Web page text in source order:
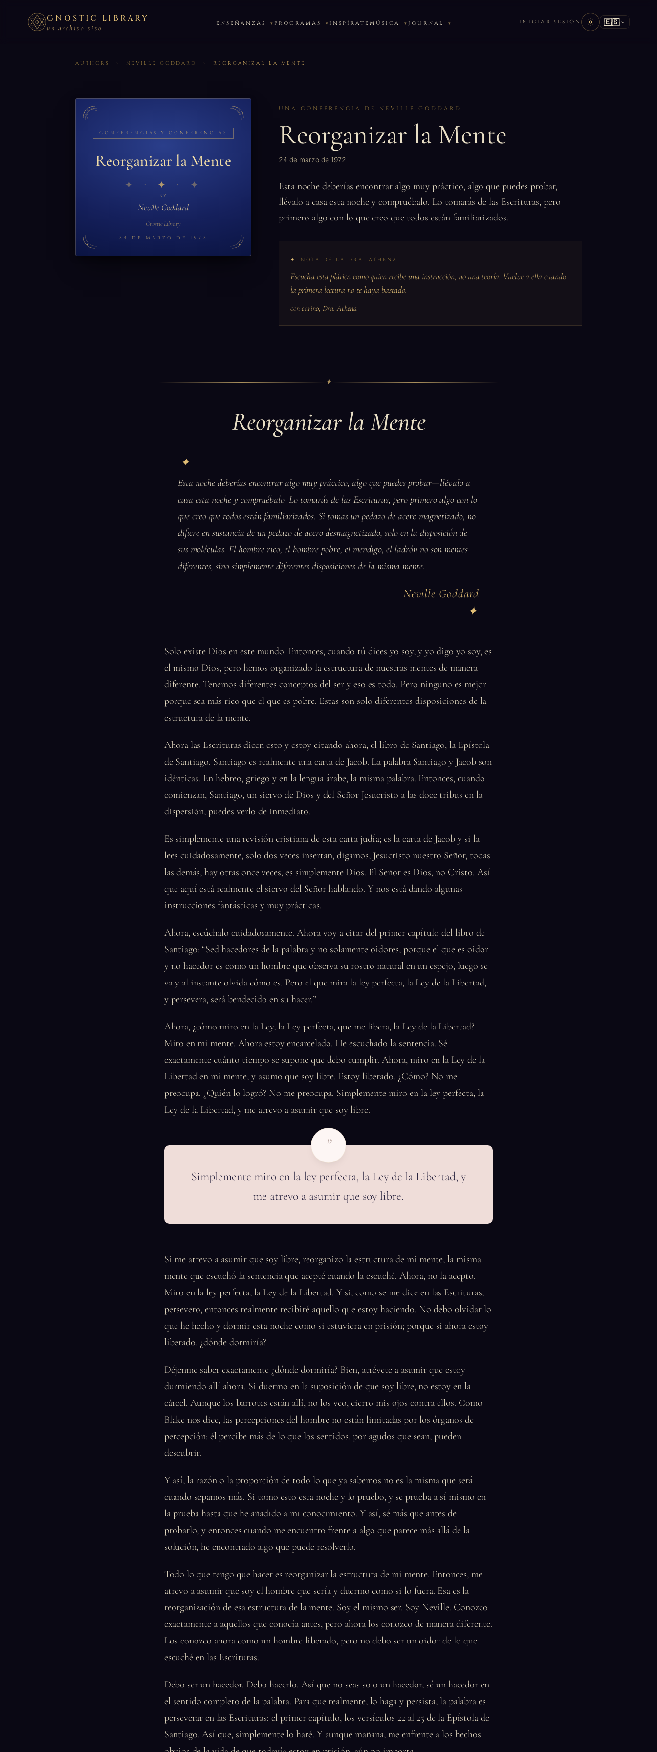
GNOSTIC LIBRARY
un archivo vivo
ENSEÑANZAS PROGRAMAS INSPÍRATE MÚSICA JOURNAL INICIAR SESIÓN 🇪🇸
AUTHORS › NEVILLE GODDARD › REORGANIZAR LA MENTE
CONFERENCIAS Y CONFERENCIAS
Reorganizar la Mente
✦
BY
Neville Goddard
Gnostic Library
24 de marzo de 1972
UNA CONFERENCIA DE NEVILLE GODDARD
Reorganizar la Mente
24 de marzo de 1972
Esta noche deberías encontrar algo muy práctico, algo que puedes probar,
llévalo a casa esta noche y compruébalo. Lo tomarás de las Escrituras, pero
primero algo con lo que creo que todos están familiarizados.
NOTA DE LA DRA. ATHENA
Escucha esta plática como quien recibe una instrucción, no una teoría. Vuelve a ella cuando
la primera lectura no te haya bastado.
con cariño, Dra. Athena
✦
Reorganizar la Mente
Esta noche deberías encontrar algo muy práctico, algo que puedes probar—llévalo a
casa esta noche y compruébalo. Lo tomarás de las Escrituras, pero primero algo con lo
que creo que todos están familiarizados. Si tomas un pedazo de acero magnetizado, no
difiere en sustancia de un pedazo de acero desmagnetizado, solo en la disposición de
sus moléculas. El hombre rico, el hombre pobre, el mendigo, el ladrón no son mentes
diferentes, sino simplemente diferentes disposiciones de la misma mente.
Neville Goddard
Solo existe Dios en este mundo. Entonces, cuando tú dices yo soy, y yo digo yo soy, es
el mismo Dios, pero hemos organizado la estructura de nuestras mentes de manera
diferente. Tenemos diferentes conceptos del ser y eso es todo. Pero ninguno es mejor
porque sea más rico que el que es pobre. Estas son solo diferentes disposiciones de la
estructura de la mente.
Ahora las Escrituras dicen esto y estoy citando ahora, el libro de Santiago, la Epístola
de Santiago. Santiago es realmente una carta de Jacob. La palabra Santiago y Jacob son
idénticas. En hebreo, griego y en la lengua árabe, la misma palabra. Entonces, cuando
comienzan, Santiago, un siervo de Dios y del Señor Jesucristo a las doce tribus en la
dispersión, puedes verlo de inmediato.
Es simplemente una revisión cristiana de esta carta judía; es la carta de Jacob y si la
lees cuidadosamente, solo dos veces insertan, digamos, Jesucristo nuestro Señor, todas
las demás, hay otras once veces, es simplemente Dios. El Señor es Dios, no Cristo. Así
que aquí está realmente el siervo del Señor hablando. Y nos está dando algunas
instrucciones fantásticas y muy prácticas.
Ahora, escúchalo cuidadosamente. Ahora voy a citar del primer capítulo del libro de
Santiago: “Sed hacedores de la palabra y no solamente oidores, porque el que es oidor
y no hacedor es como un hombre que observa su rostro natural en un espejo, luego se
va y al instante olvida cómo es. Pero el que mira la ley perfecta, la Ley de la Libertad,
y persevera, será bendecido en su hacer.”
Ahora, ¿cómo miro en la Ley, la Ley perfecta, que me libera, la Ley de la Libertad?
Miro en mi mente. Ahora estoy encarcelado. He escuchado la sentencia. Sé
exactamente cuánto tiempo se supone que debo cumplir. Ahora, miro en la Ley de la
Libertad en mi mente, y asumo que soy libre. Estoy liberado. ¿Cómo? No me
preocupa. ¿Quién lo logró? No me preocupa. Simplemente miro en la ley perfecta, la
Ley de la Libertad, y me atrevo a asumir que soy libre.
”
Simplemente miro en la ley perfecta, la Ley de la Libertad, y
me atrevo a asumir que soy libre.
Si me atrevo a asumir que soy libre, reorganizo la estructura de mi mente, la misma
mente que escuchó la sentencia que acepté cuando la escuché. Ahora, no la acepto.
Miro en la ley perfecta, la Ley de la Libertad. Y si, como se me dice en las Escrituras,
persevero, entonces realmente recibiré aquello que estoy haciendo. No debo olvidar lo
que he hecho y dormir esta noche como si estuviera en prisión; porque si ahora estoy
liberado, ¿dónde dormiría?
Déjenme saber exactamente ¿dónde dormiría? Bien, atrévete a asumir que estoy
durmiendo allí ahora. Si duermo en la suposición de que soy libre, no estoy en la
cárcel. Aunque los barrotes están allí, no los veo, cierro mis ojos contra ellos. Como
Blake nos dice, las percepciones del hombre no están limitadas por los órganos de
percepción: él percibe más de lo que los sentidos, por agudos que sean, pueden
descubrir.
Y así, la razón o la proporción de todo lo que ya sabemos no es la misma que será
cuando sepamos más. Si tomo esto esta noche y lo pruebo, y se prueba a sí mismo en
la prueba hasta que he añadido a mi conocimiento. Y así, sé más que antes de
probarlo, y entonces cuando me encuentro frente a algo que parece más allá de la
solución, he encontrado algo que puede resolverlo.
Todo lo que tengo que hacer es reorganizar la estructura de mi mente. Entonces, me
atrevo a asumir que soy el hombre que sería y duermo como si lo fuera. Esa es la
reorganización de esa estructura de la mente. Soy el mismo ser. Soy Neville. Conozco
exactamente a aquellos que conocía antes, pero ahora los conozco de manera diferente.
Los conozco ahora como un hombre liberado, pero no debo ser un oidor de lo que
escuché en las Escrituras.
Debo ser un hacedor. Debo hacerlo. Así que no seas solo un hacedor, sé un hacedor en
el sentido completo de la palabra. Para que realmente, lo haga y persista, la palabra es
perseverar en las Escrituras: el primer capítulo, los versículos 22 al 25 de la Epístola de
Santiago. Así que, simplemente lo haré. Y aunque mañana, me enfrente a los hechos